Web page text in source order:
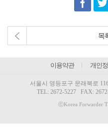
목
이용약관 개인
서울시 영등포구 문래북로
TEL: 2672-5227FAX:
ⓒKorea Forwarder